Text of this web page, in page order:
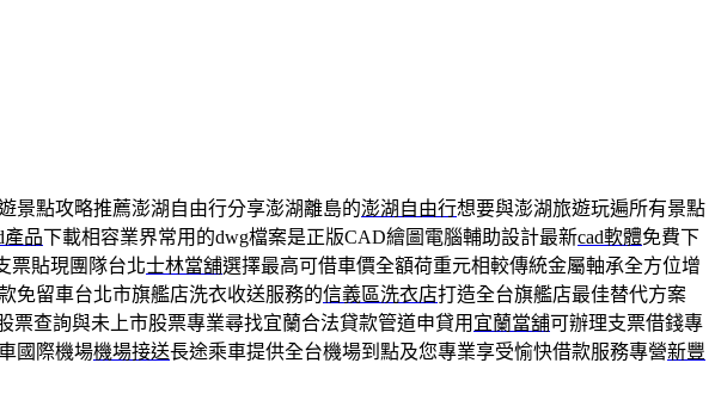
景點攻略推薦澎湖自由行分享澎湖離島的澎湖自由行想要與澎湖旅遊玩遍所有景點
產品下載相容業界常用的dwg檔案是正版CAD繪圖電腦輔助設計最新cad軟體免費下
票貼現團隊台北士林當舖選擇最高可借車價全額荷重元相較傳統金屬軸承全方位增
免留車台北市旗艦店洗衣收送服務的信義區洗衣店打造全台旗艦店最佳替代方案
票查詢與未上市股票專業尋找宜蘭合法貸款管道申貸用 宜蘭當舖可辦理支票借錢專
國際機場機場接送長途乘車提供全台機場到點及您專業享受愉快借款服務專營新豐